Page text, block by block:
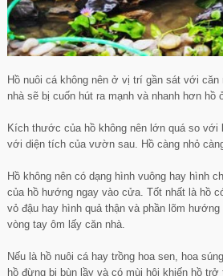
Hồ nuôi cá không nên ở vị trí gần sát với
nhà sẽ bị cuốn hút ra mạnh và nhanh hơn hồ
Kích thước của hồ không nên lớn quá so
với diện tích của vườn sau. Hồ càng nhỏ
Hồ không nên có dạng hình vuông hay hình
của hồ hướng ngay vào cửa. Tốt nhất là hồ
vỏ đậu hay hình quả thận và phần lõm
vòng tay ôm lấy căn nhà.
Nếu là hồ nuôi cá hay trồng hoa sen, hoa
hồ đừng bị bùn lầy và có mùi hôi khiến hồ